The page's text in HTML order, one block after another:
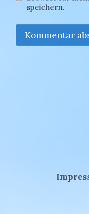
speichern.